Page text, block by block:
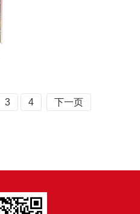
3 4 下一页